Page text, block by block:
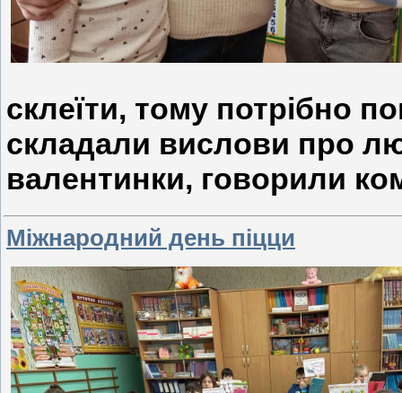
склеїти, тому потрібно
складали вислови про
валентинки, говорили
Міжнародний день піцци